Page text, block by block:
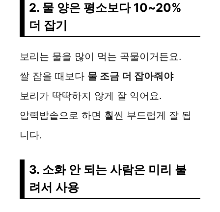
2. 물 양은 평소보다 10~20%
더 잡기
보리는 물을 많이 먹는 곡물이거든요.
쌀 잡을 때보다 물 조금 더 잡아줘야
보리가 딱딱하지 않게 잘 익어요.
압력밥솥으로 하면 훨씬 부드럽게 잘 됩
니다.
3. 소화 안 되는 사람은 미리 불
려서 사용